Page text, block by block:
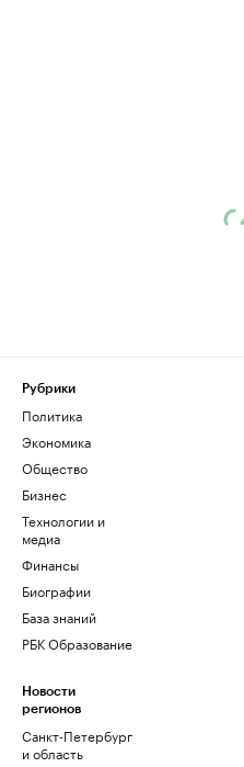
Рубрики
Политика
Экономика
Общество
Бизнес
Технологии и
медиа
Финансы
Биографии
База знаний
РБК Образование
Новости
регионов
Санкт-Петербург
и область